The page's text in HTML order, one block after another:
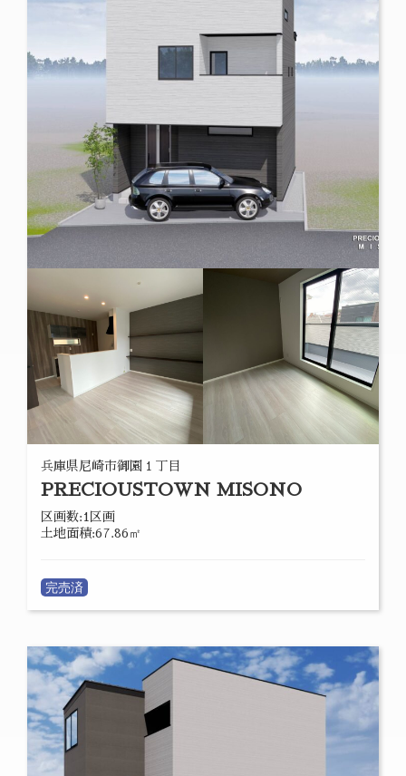
兵庫県尼崎市御園１丁目
PRECIOUSTOWN MISONO
区画数:1区画
土地面積:67.86㎡
完売済